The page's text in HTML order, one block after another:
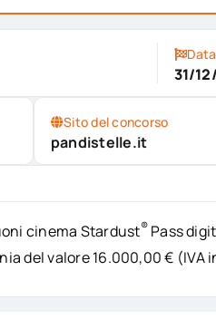
31/
Sito del concorso
pandistelle.it
cinema Stardust®Pass
del valore 16.000,00 € (IVA